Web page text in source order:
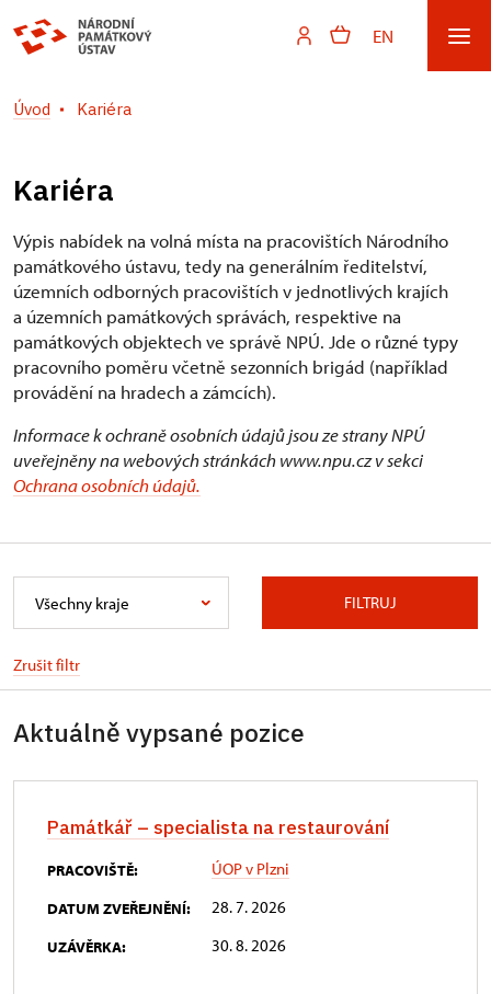
EN
Úvod Kariéra
Kariéra
Výpis nabídek na volná místa na pracovištích Národního
památkového ústavu, tedy na generálním ředitelství,
územních odborných pracovištích v jednotlivých krajích
a územních památkových správách, respektive na
památkových objektech ve správě NPÚ. Jde o různé typy
pracovního poměru včetně sezonních brigád (například
provádění na hradech a zámcích).
Informace k ochraně osobních údajů jsou ze strany NPÚ
uveřejněny na webových stránkách www.npu.cz v sekci
Ochrana osobních údajů.
Všechny kraje FILTRUJ
Zrušit filtr
Aktuálně vypsané pozice
Památkář – specialista na restaurování
PRACOVIŠTĚ: ÚOP v Plzni
DATUM ZVEŘEJNĚNÍ: 28. 7. 2026
UZÁVĚRKA: 30. 8. 2026